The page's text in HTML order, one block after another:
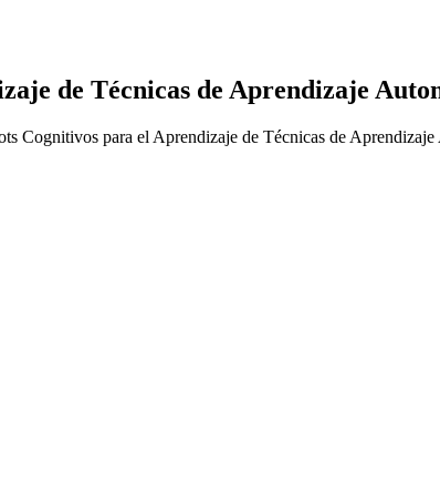
de Técnicas de Aprendizaje